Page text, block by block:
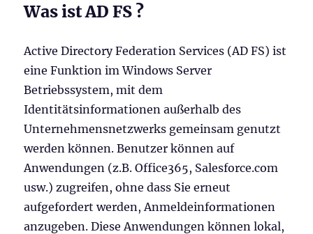
Was ist AD FS ?
Active Directory Federation Services (AD FS) ist
eine Funktion im Windows Server
Betriebssystem, mit dem
Identitätsinformationen außerhalb des
Unternehmensnetzwerks gemeinsam genutzt
werden können. Benutzer können auf
Anwendungen (z.B. Office365, Salesforce.com
usw.) zugreifen, ohne dass Sie erneut
aufgefordert werden, Anmeldeinformationen
anzugeben. Diese Anwendungen können lokal,